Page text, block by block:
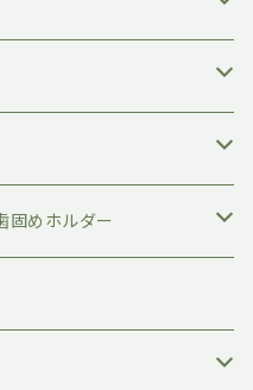
ル
グ
固めホルダー